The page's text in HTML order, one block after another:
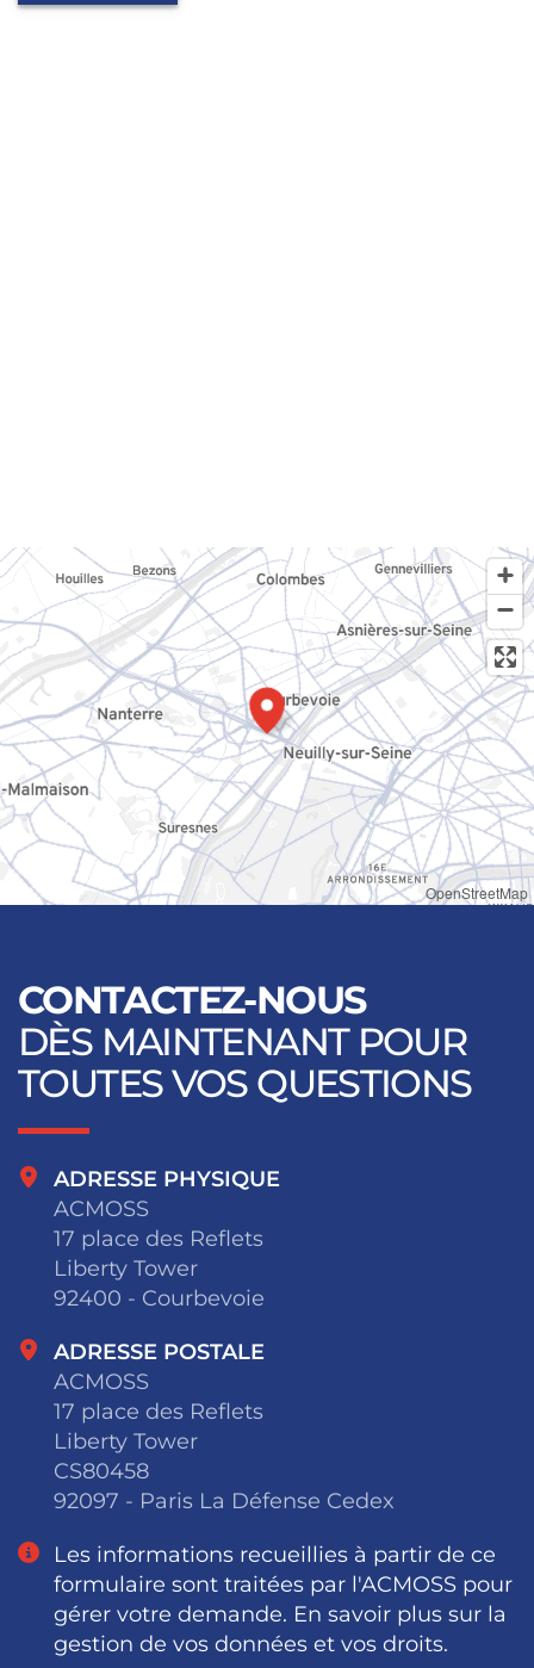
OpenStreetMap
CONTACTEZ-NOUS
DÈS MAINTENANT POUR
TOUTES VOS QUESTIONS
ADRESSE PHYSIQUE
ACMOSS
17 place des Reflets
Liberty Tower
92400 - Courbevoie
ADRESSE POSTALE
ACMOSS
17 place des Reflets
Liberty Tower
CS80458
92097 - Paris La Défense Cedex
Les informations recueillies à partir de ce
formulaire sont traitées par l'ACMOSS pour
gérer votre demande. En savoir plus sur la
gestion de vos données et vos droits.